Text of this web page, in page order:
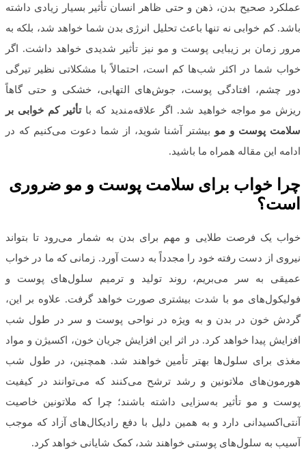
عملکرد صحیح بدن، ذهن و حتی ظاهر انسان تأثیر بسیار زیادی داشته
باشد. کم خوابی نه تنها باعث تحلیل انرژی بدن شما خواهد شد، بلکه به
مرور زمان بر زیبایی پوست و مو نیز تأثیر شدیدی خواهد داشت. اگر
خواب شما در اکثر شب‌ها کم است، احتمالاً با مشکلاتی نظیر تیرگی
دور چشم، افتادگی پوست، جوش‌های التهابی، خشکی و حتی گاهاً
ریزش مو مواجه خواهید شد. اگر علاقه‌مندید که باتأثیر کم خوابی بر
سلامت پوست و مو بیشتر آشنا شوید، از شما دعوت می‌کنیم که در
ادامه این مقاله همراه ما باشید.
چرا خواب برای سلامت پوست و مو ضروری
است؟
خواب یک فرصت طلایی و مهم برای بدن به شمار می‌رود تا بتواند
نیروی از دست رفته خود را مجدداً به دست آورد. زمانی که ما در خواب
عمیقی به سر می‌بریم، روند تولید و ترمیم سلول‌های پوست و
فولیکول‌های مو با شدت بیشتری صورت خواهد گرفت. علاوه بر این،
گردش خون در بدن و به ویژه در نواحی پوست و سر در طول شب
افزایش پیدا خواهد کرد. در اثر این افزایش جریان خون، اکسیژن و مواد
مغذی برای سلول‌ها بهتر تأمین خواهند شد. همچنین، در طول شب
هورمون‌های ملاتونین و رشد ترشح می‌کنند که می‌توانند در کیفیت
پوست و مو تأثیر به‌سزایی داشته باشند؛ چرا که ملاتونین خاصیت
آنتی‌اکسیدانی دارد و به همین دلیل با دفع رادیکال‌های آزاد که موجب
آسیب به سلول‌های پوستی خواهند شد، کمک شایانی خواهد کرد.